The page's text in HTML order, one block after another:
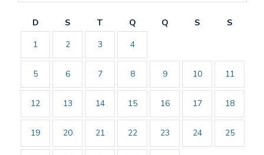
D S T Q Q S
S
1
2 3 4
5 6 7 8 9 10 11
12 13 14 15 16 17 18
19 20 21 22 23 24 25